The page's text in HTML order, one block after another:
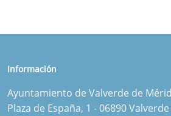
Información
Ayuntamiento de Valverde de
Plaza de España, 1 - 06890